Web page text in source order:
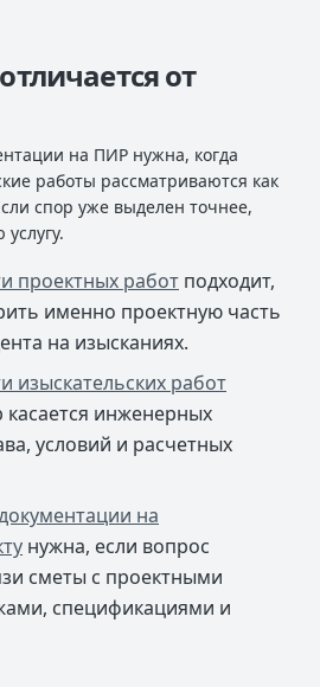
от
на ПИР нужна, когда
работы рассматриваются как
спор уже выделен точнее,
проектных работ подходит,
именно проектную часть
на изысканиях.
изыскательских работ
касается инженерных
условий и расчетных
на
нужна, если вопрос
сметы с проектными
спецификациями и